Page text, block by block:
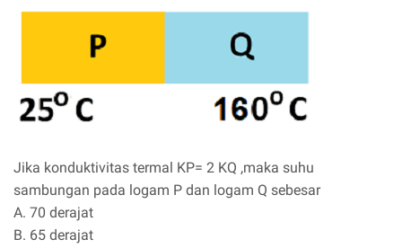
Jika konduktivitas termal KP= 2 KQ ,maka suhu
sambungan pada logam P dan logam Q sebesar
A. 70 derajat
B. 65 derajat